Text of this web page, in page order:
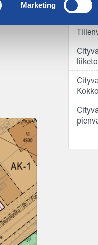
Marketing